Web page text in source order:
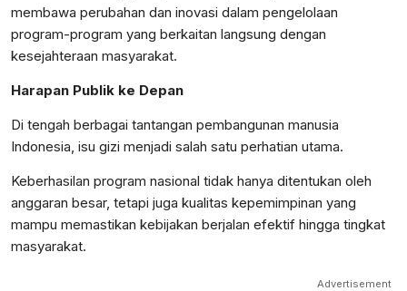
membawa perubahan dan inovasi dalam pengelolaan
program-program yang berkaitan langsung dengan
kesejahteraan masyarakat.
Harapan Publik ke Depan
Di tengah berbagai tantangan pembangunan manusia
Indonesia, isu gizi menjadi salah satu perhatian utama.
Keberhasilan program nasional tidak hanya ditentukan oleh
anggaran besar, tetapi juga kualitas kepemimpinan yang
mampu memastikan kebijakan berjalan efektif hingga tingkat
masyarakat.
Advertisement